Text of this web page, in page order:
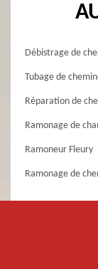
Débistrage de
Tubage de
Réparation de
Ramonage de
Ramoneur Fleury
Ramonage de